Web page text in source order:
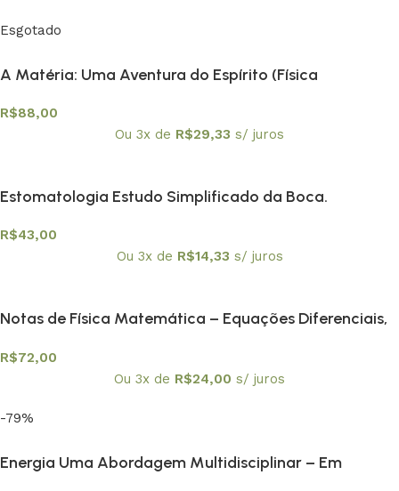
Esgotado
A Matéria: Uma Aventura do Espírito (Física
R$88,00
Ou 3x de R$29,33 s/ juros
Estomatologia Estudo Simplificado da Boca.
R$43,00
Ou 3x de R$14,33 s/ juros
Notas de Física Matemática – Equações Diferenciais,
R$72,00
Ou 3x de R$24,00 s/ juros
-79%
Energia Uma Abordagem Multidisciplinar – Em